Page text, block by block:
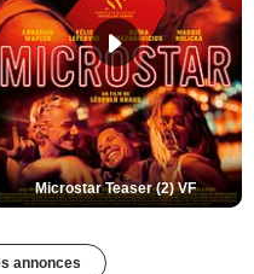
Microstar Teaser (2) VF
annonces